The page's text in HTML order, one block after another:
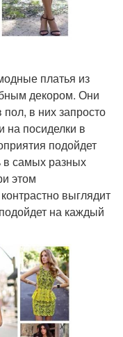
платья из
декором. Они
в них запросто
на посиделки в
подойдет
в самых разных
этом
выглядит
на каждый